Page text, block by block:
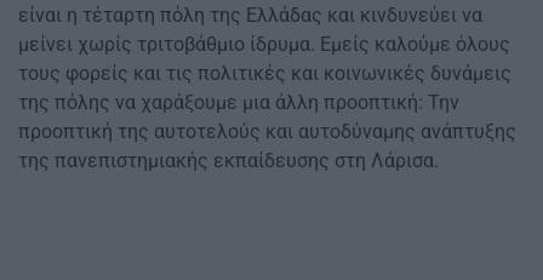
είναι η τέταρτη πόλη της Ελλάδας και κινδυνεύει να
μείνει χωρίς τριτοβάθμιο ίδρυμα. Εμείς καλούμε όλους
τους φορείς και τις πολιτικές και κοινωνικές δυνάμεις
της πόλης να χαράξουμε μια άλλη προοπτική: Την
προοπτική της αυτοτελούς και αυτοδύναμης ανάπτυξης
της πανεπιστημιακής εκπαίδευσης στη Λάρισα.